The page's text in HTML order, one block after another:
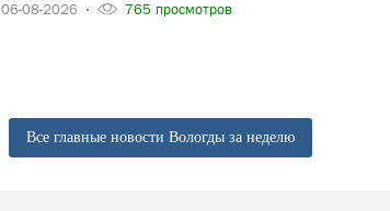
06-08-2026 765 просмотров
Все главные новости Вологды за неделю